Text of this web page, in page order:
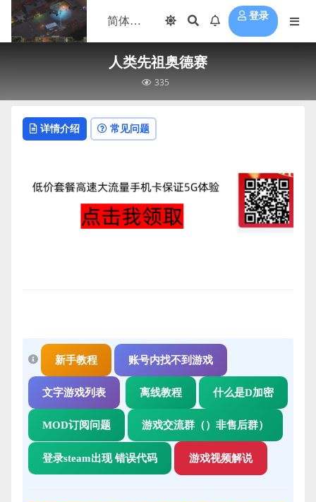
登录
人类先祖奥德赛
335
详情介绍 常见问题
新手教程 账号内找不到游戏
文字游戏列表 离线教程 什么是D加密
MOD订阅问题 游戏交流群（）非售后群）
登录steam出现 错误代码 游戏视频解说